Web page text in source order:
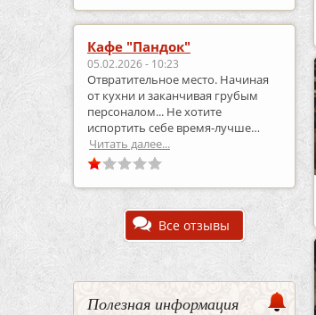
Кафе "Пандок"
05.02.2026 - 10:23
Отвратительное место. Начиная
от кухни и заканчивая грубым
персоналом... Не хотите
испортить себе время-лучше
выберите что-то другое..
Читать далее...
Все отзывы
Полезная информация